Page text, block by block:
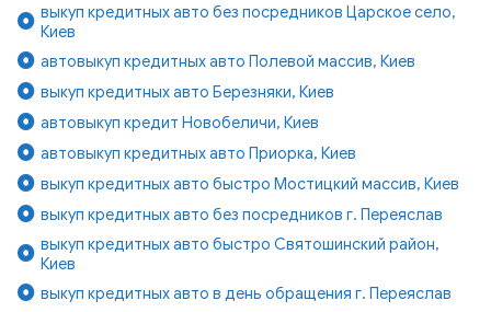
выкуп кредитных авто без посредников Царское село,
Киев
автовыкуп кредитных авто Полевой массив, Киев
выкуп кредитных авто Березняки, Киев
автовыкуп кредит Новобеличи, Киев
автовыкуп кредитных авто Приорка, Киев
выкуп кредитных авто быстро Мостицкий массив, Киев
выкуп кредитных авто без посредников г. Переяслав
выкуп кредитных авто быстро Святошинский район,
Киев
выкуп кредитных авто в день обращения г. Переяслав